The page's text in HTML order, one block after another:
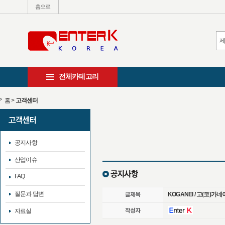
홈으로
전체카테고리
홈> 고객센터
공지사항
산업이슈
FAQ
질문과 답변
자료실
KOGANEI / 고(코)가